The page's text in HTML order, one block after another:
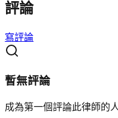
評論
寫評論
暫無評論
成為第一個評論此律師的